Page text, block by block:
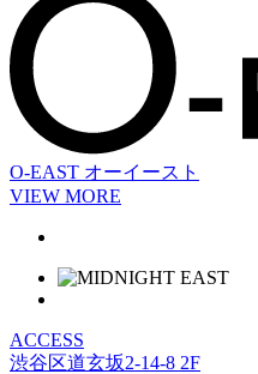
O-EAST オーイースト
VIEW MORE
ACCESS
渋谷区道玄坂2-14-8 2F